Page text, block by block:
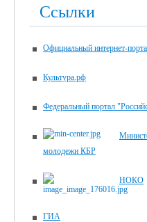
Ссылки
Официальный интернет-
Культура.рф
Федеральный портал
молодежи КБР
НОКО
ГИА